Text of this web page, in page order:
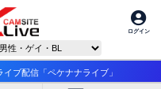
ログイン
ブ配信「ペケナナライブ」